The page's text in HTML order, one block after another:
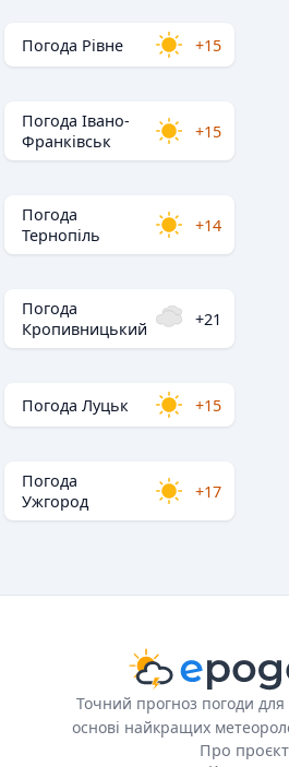
Погода Рівне +15
Погода Івано-
Франківськ
+15
Погода
Тернопіль
+14
Погода
Кропивницький
+21
Погода Луцьк +15
Погода
Ужгород
+17
Точний прогноз погоди
основі найкращих
Про проєкт